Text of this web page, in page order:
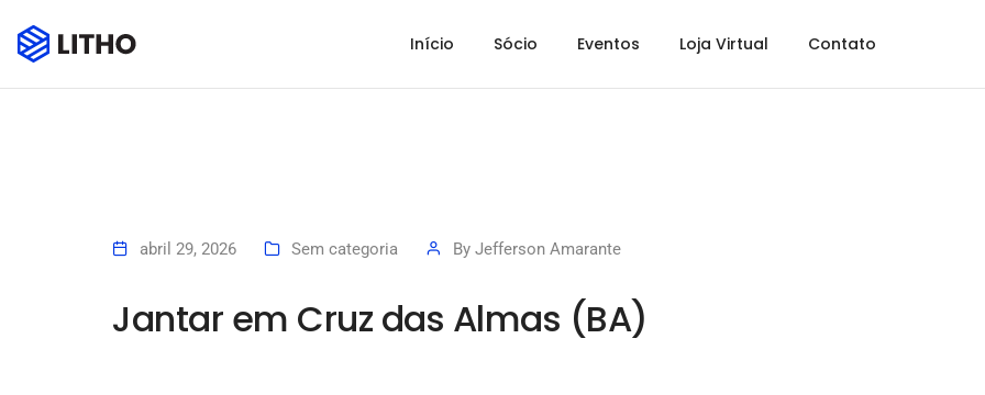
Início Sócio Eventos Loja Virtual Contato
abril 29, 2026 Sem categoria By Jefferson Amarante
Jantar em Cruz das Almas (BA)